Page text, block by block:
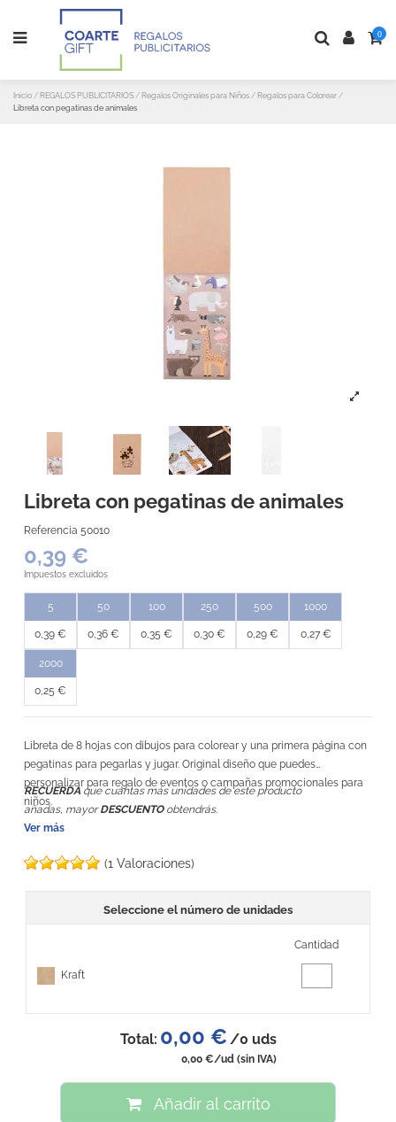
0
Inicio REGALOS PUBLICITARIOS Regalos Originales para Niños
Regalos para Colorear
Libreta con pegatinas de animales
Libreta con pegatinas de animales
Referencia 50010
0,39 €
Impuestos excluidos
5
0,39 €
50
0,36 €
100
0,35 €
250
0,30 €
500
0,29 €
1000
0,27 €
2000
0,25 €
Libreta de 8 hojas con dibujos para colorear y una primera página con
pegatinas para pegarlas y jugar. Original diseño que puedes
personalizar para regalo de eventos o campañas promocionales para
niños.
RECUERDA que cuántas más unidades de este producto
añadas, mayorDESCUENTOobtendrás.
Ver más
(1 Valoraciones)
Seleccione el número de unidades
Cantidad
Kraft
Total: 0,00 € /0 uds
0,00 €/ud (sin IVA)
Añadir al carrito